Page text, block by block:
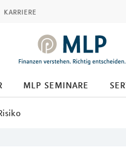
karriere
mlp seminare